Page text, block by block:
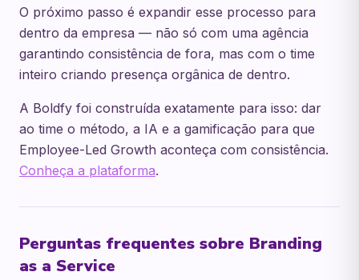
O próximo passo é expandir esse processo para
dentro da empresa — não só com uma agência
garantindo consistência de fora, mas com o time
inteiro criando presença orgânica de dentro.
A Boldfy foi construída exatamente para isso: dar
ao time o método, a IA e a gamificação para que
Employee-Led Growth aconteça com consistência.
Conheça a plataforma.
Perguntas frequentes sobre Branding
as a Service